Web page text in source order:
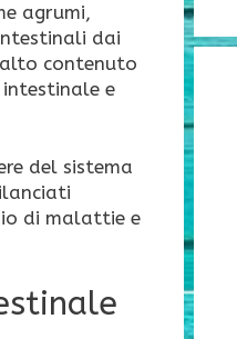
agrumi,
dai
contenuto
e
del sistema
di malattie e